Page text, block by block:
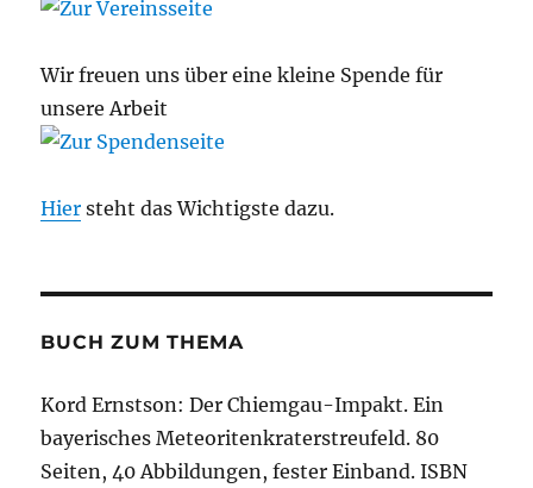
Wir freuen uns über eine kleine Spende für
unsere Arbeit
Hier steht das Wichtigste dazu.
BUCH ZUM THEMA
Kord Ernstson: Der Chiemgau-Impakt. Ein
bayerisches Meteoritenkraterstreufeld. 80
Seiten, 40 Abbildungen, fester Einband. ISBN